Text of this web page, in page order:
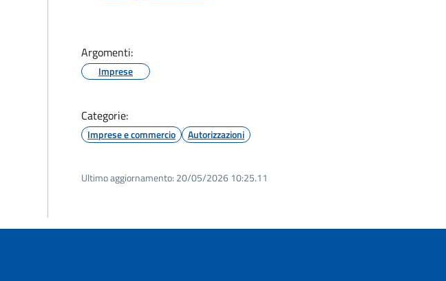
Argomenti:
Imprese
Categorie:
Imprese e commercio Autorizzazioni
Ultimo aggiornamento: 20/05/2026 10:25.11